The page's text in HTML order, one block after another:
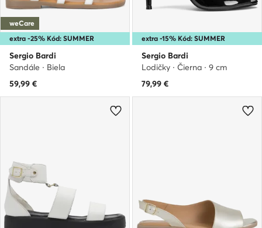
extra -25% Kód: SUMMER
weCare
Sergio Bardi
Sandále · Biela
59,99 €
extra -15% Kód: SUMMER
Sergio Bardi
Lodičky · Čierna · 9 cm
79,99 €